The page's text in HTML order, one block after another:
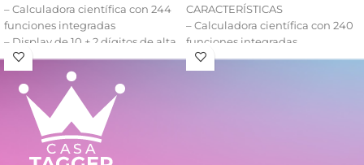
– Calculadora científica con 244
funciones integradas
– Display de 10 + 2 dígitos de alta
visibilidad
– Ideal para cálculos avanzados y
porcentajes
– Apagado automático para
ahorro de energía
– Teclas de caucho suaves y
cómodas al tacto
CARACTERÍSTICAS
– Calculadora científica con 240
funciones integradas
– Display de 10 + 2 dígitos de alta
visibilidad